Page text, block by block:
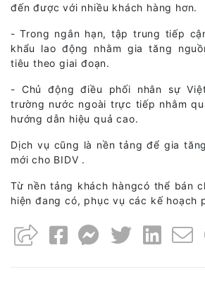
đến được với nhiều khách hàng hơn.
- Trong ngắn hạn, tập trung tiếp
khẩu lao động nhằm gia tăng
tiêu theo giai đoạn.
- Chủ động điều phối nhân sự
trường nước ngoài trực tiếp nhằm
hướng dẫn hiệu quả cao.
Dịch vụ cũng là nền tảng để gia
mới cho BIDV .
Từ nền tảng khách hàngcó thể bán
hiện đang có, phục vụ các kế hoạch